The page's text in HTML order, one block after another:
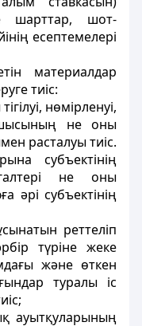
шарттар, шот-
есептемелері
материалдар
тиіс:
нөмірленуі,
не оны
расталуы тиіс.
субъектінің
не оны
әрі субъектінің
реттеліп
түріне жеке
және өткен
туралы іс
ауытқуларының